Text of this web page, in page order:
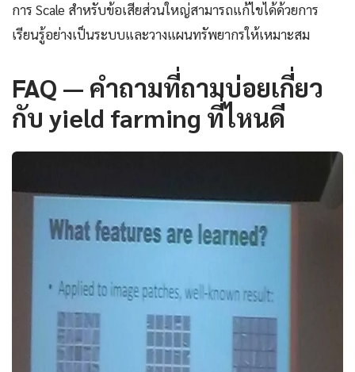
การ Scale สำหรับข้อเสียส่วนใหญ่สามารถแก้ไขได้ด้วยการ
เรียนรู้อย่างเป็นระบบและวางแผนทรัพยากรให้เหมาะสม
FAQ — คำถามที่ถามบ่อยเกี่ยว
กับ yield farming ที่ไหนดี